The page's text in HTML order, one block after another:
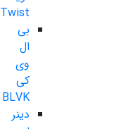
Twist
بی
ال
وی
کی
BLVK
دینر